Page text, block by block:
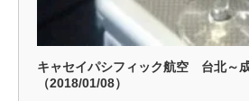
キャセイパシフィック航空 台北～
（2018/01/08）